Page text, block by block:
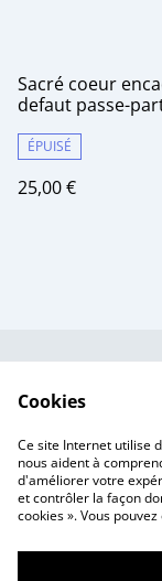
Sacré coeur
defaut passe-
ÉPUISÉ
25,00 €
Cookies
Ce site Internet utilise
nous aident à
d'améliorer votre
et contrôler la façon
cookies ». Vous